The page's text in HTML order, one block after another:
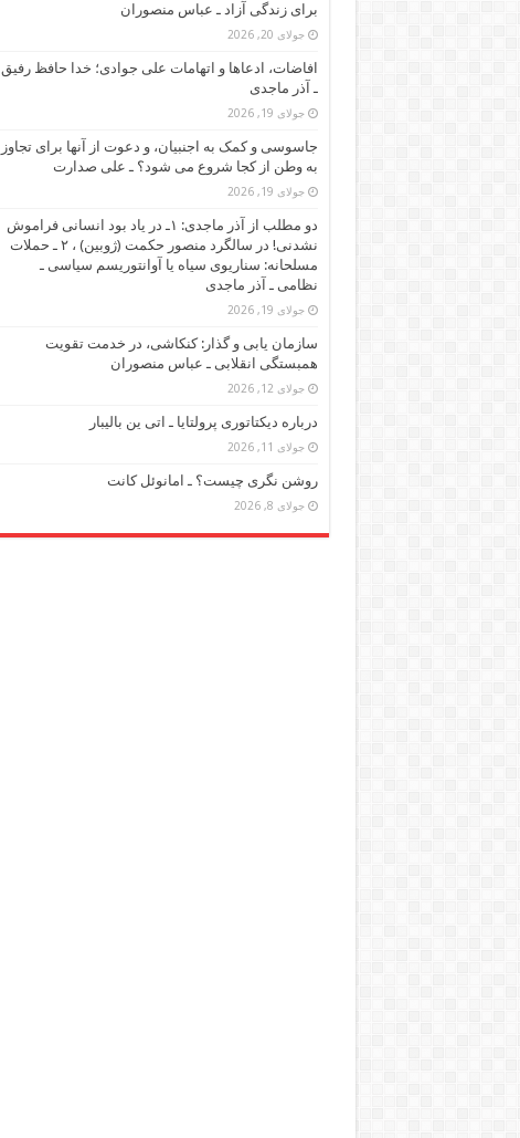
برای زندگی آزاد ـ عباس منصوران
جولای 20, 2026
افاضات، ادعاها و اتهامات علی جوادی؛ خدا حافظ رفیق
ـ آذر ماجدی
جولای 19, 2026
جاسوسی و کمک به اجنبیان، و دعوت از آنها برای تجاوز
به وطن از کجا شروع می شود؟ ـ علی صدارت
جولای 19, 2026
دو مطلب از آذر ماجدی: ۱ـ در یاد بود انسانی فراموش
نشدنی! در سالگرد منصور حکمت (ژوبین) ، ۲ ـ حملات
مسلحانه: سناریوی سیاه یا آوانتوریسم سیاسی ـ
نظامی ـ آذر ماجدی
جولای 19, 2026
سازمان یابی و گذار: کنکاشی، در خدمت تقویت
همبستگی انقلابی ـ عباس منصوران
جولای 12, 2026
درباره دیکتاتوری پرولتایا ـ اتی ین بالیبار
جولای 11, 2026
روشن نگری چیست؟ ـ امانوئل کانت
جولای 8, 2026